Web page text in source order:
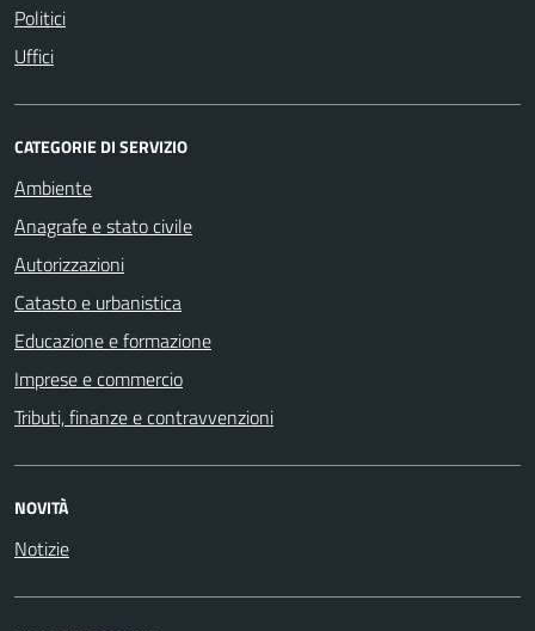
Politici
Uffici
CATEGORIE DI SERVIZIO
Ambiente
Anagrafe e stato civile
Autorizzazioni
Catasto e urbanistica
Educazione e formazione
Imprese e commercio
Tributi, finanze e contravvenzioni
NOVITÀ
Notizie